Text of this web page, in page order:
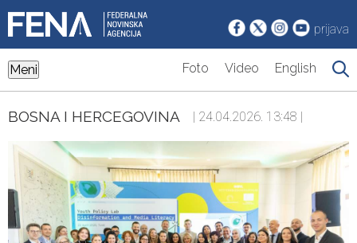
prijava
Meni Foto Video English
BOSNA I HERCEGOVINA | 24.04.2026. 13:48 |